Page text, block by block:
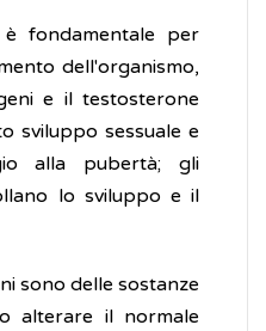
è fondamentale per
dell'organismo,
e il testosterone
sviluppo sessuale e
alla pubertà; gli
lo sviluppo e il
sono delle sostanze
alterare il normale